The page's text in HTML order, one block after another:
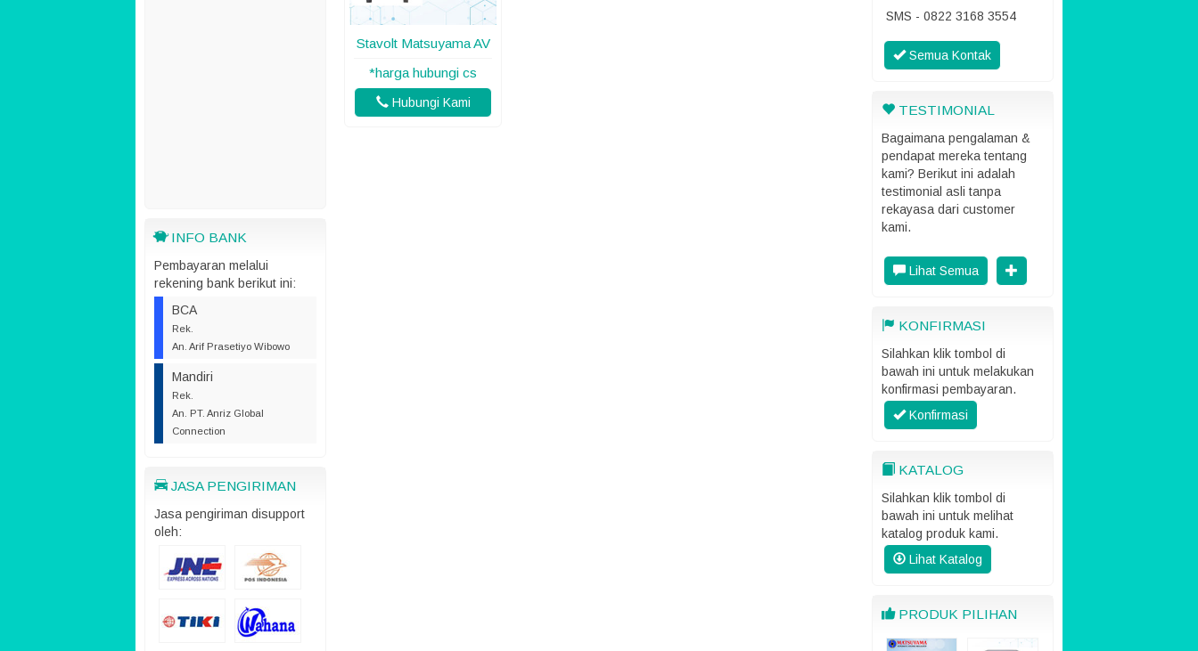
INFO BANK
Pembayaran melalui
rekening bank berikut ini:
BCA
Rek.
An. Arif Prasetiyo Wibowo
Mandiri
Rek.
An. PT. Anriz Global
Connection
JASA PENGIRIMAN
Jasa pengiriman disupport
oleh:
Stavolt Matsuyama AV
*harga hubungi cs
Hubungi Kami
SMS - 0822 3168 3554
Semua Kontak
TESTIMONIAL
Bagaimana pengalaman &
pendapat mereka tentang
kami? Berikut ini adalah
testimonial asli tanpa
rekayasa dari customer
kami.
Lihat Semua
KONFIRMASI
Silahkan klik tombol di
bawah ini untuk melakukan
konfirmasi pembayaran.
Konfirmasi
KATALOG
Silahkan klik tombol di
bawah ini untuk melihat
katalog produk kami.
Lihat Katalog
PRODUK PILIHAN